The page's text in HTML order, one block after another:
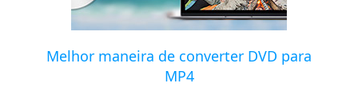
Melhor maneira de converter DVD para
MP4